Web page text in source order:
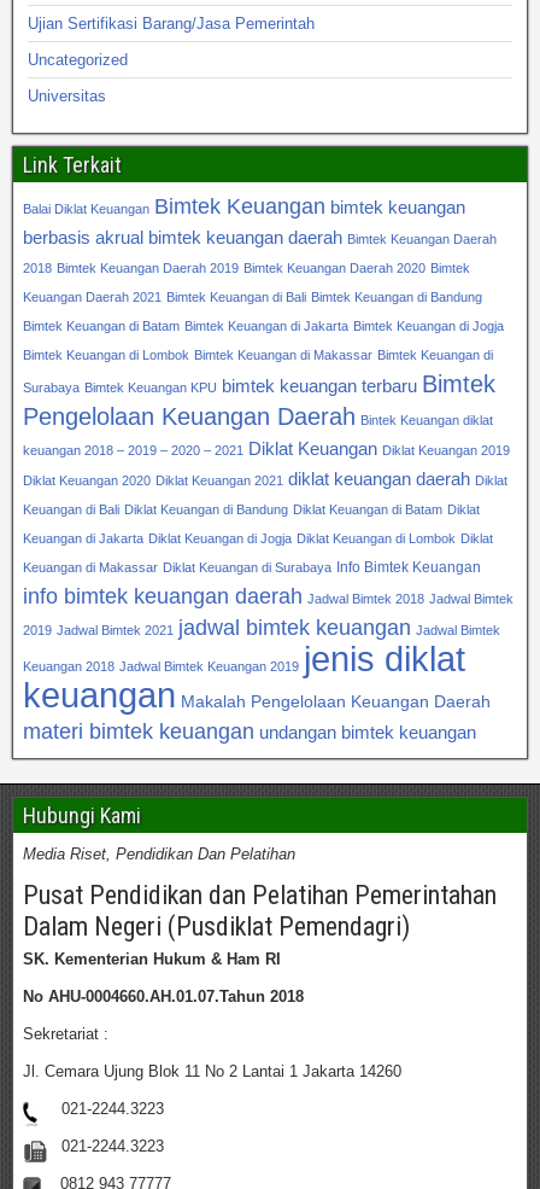
Ujian Sertifikasi Barang/Jasa Pemerintah
Uncategorized
Universitas
Link Terkait
Balai Diklat Keuangan Bimtek Keuangan bimtek keuangan
berbasis akrual bimtek keuangan daerah Bimtek Keuangan Daerah
2018 Bimtek Keuangan Daerah 2019 Bimtek Keuangan Daerah 2020 Bimtek
Keuangan Daerah 2021 Bimtek Keuangan di Bali Bimtek Keuangan di Bandung
Bimtek Keuangan di Batam Bimtek Keuangan di Jakarta Bimtek Keuangan di Jogja
Bimtek Keuangan di Lombok Bimtek Keuangan di Makassar Bimtek Keuangan di
Surabaya Bimtek Keuangan KPU bimtek keuangan terbaru Bimtek
Pengelolaan Keuangan Daerah Bintek Keuangan diklat
keuangan 2018 – 2019 – 2020 – 2021 Diklat Keuangan Diklat Keuangan 2019
Diklat Keuangan 2020 Diklat Keuangan 2021 diklat keuangan daerah Diklat
Keuangan di Bali Diklat Keuangan di Bandung Diklat Keuangan di Batam Diklat
Keuangan di Jakarta Diklat Keuangan di Jogja Diklat Keuangan di Lombok Diklat
Keuangan di Makassar Diklat Keuangan di Surabaya Info Bimtek Keuangan
info bimtek keuangan daerah Jadwal Bimtek 2018 Jadwal Bimtek
2019 Jadwal Bimtek 2021 jadwal bimtek keuangan Jadwal Bimtek
Keuangan 2018 Jadwal Bimtek Keuangan 2019 jenis diklat
keuangan Makalah Pengelolaan Keuangan Daerah
materi bimtek keuangan undangan bimtek keuangan
Hubungi Kami
Media Riset, Pendidikan Dan Pelatihan
Pusat Pendidikan dan Pelatihan Pemerintahan
Dalam Negeri (Pusdiklat Pemendagri)
SK. Kementerian Hukum & Ham RI
No AHU-0004660.AH.01.07.Tahun 2018
Sekretariat :
Jl. Cemara Ujung Blok 11 No 2 Lantai 1 Jakarta 14260
021-2244.3223
021-2244.3223
0812 943 77777